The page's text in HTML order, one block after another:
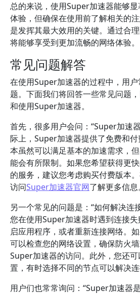
总的来说，使用Super加速器能够
体验，但确保在使用前了解相关的
是发挥其最大效用的关键。通过合
将能够享受到更加流畅的网络体验。
常见问题解答
在使用Super加速器的过程中，用
题。下面我们将回答一些常见问题
和使用Super加速器。
首先，很多用户会问：“Super加速
际上，Super加速器提供了免费和
本虽然可以满足基本的加速需求，
能会有所限制。如果您希望获得更
的服务，建议您考虑购买付费版本
访问Super加速器官网了解更多信息。
另一个常见的问题是：“如何解决连
您在使用Super加速器时遇到连接
启应用程序，或者重新连接网络。
可以检查您的网络设置，确保防火
Super加速器的访问。此外，您还
置，有时选择不同的节点可以解决连
用户们也常常询问：“Super加速器